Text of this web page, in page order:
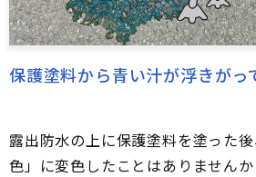
保護塗料から青い汁が浮きがっ
露出防水の上に保護塗料を塗った
色」に変色したことはありません